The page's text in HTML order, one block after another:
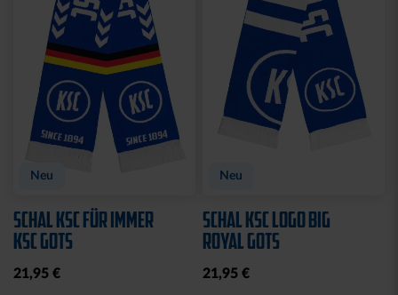
Neu
SCHAL KSC FÜR IMMER
KSC GOTS
21,95 €
Neu
SCHAL KSC LOGO BIG
ROYAL GOTS
21,95 €